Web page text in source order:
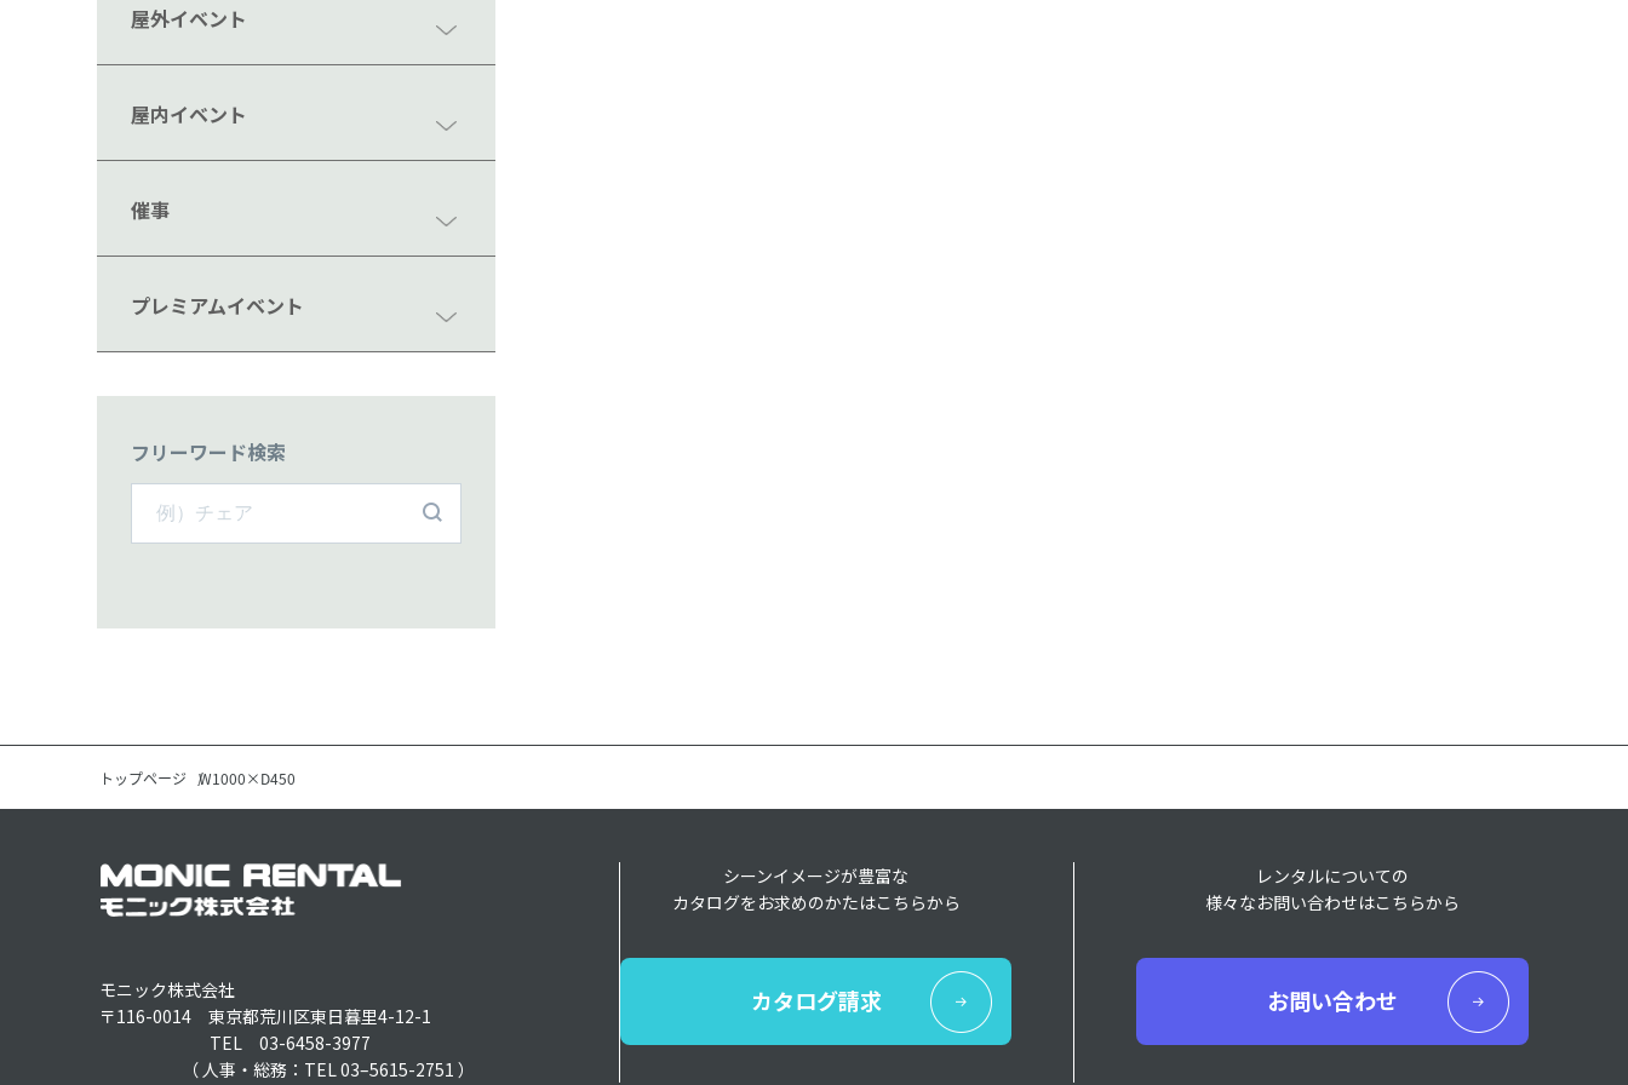
屋外イベント
屋内イベント
催事
プレミアムイベント
フリーワード検索
トップページ W1000×D450
モニック株式会社
〒116-0014 東京都荒川区東日暮里4-12-1
TEL 03-6458-3977
（ 人事・総務：TEL 03–5615-2751 ）
シーンイメージが豊富な
カタログをお求めのかたはこちらから
カタログ請求
レンタルについての
様々なお問い合わせはこちらから
お問い合わせ